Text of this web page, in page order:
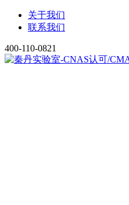
关于我们
联系我们
400-110-0821